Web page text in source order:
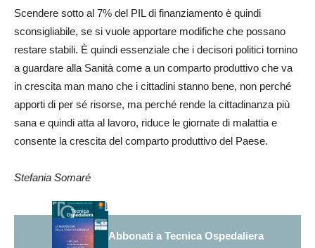
Scendere sotto al 7% del PIL di finanziamento è quindi
sconsigliabile, se si vuole apportare modifiche che possano
restare stabili. È quindi essenziale che i decisori politici tornino
a guardare alla Sanità come a un comparto produttivo che va
in crescita man mano che i cittadini stanno bene, non perché
apporti di per sé risorse, ma perché rende la cittadinanza più
sana e quindi atta al lavoro, riduce le giornate di malattia e
consente la crescita del comparto produttivo del Paese.
Stefania Somaré
Abbonati a Tecnica Ospedaliera